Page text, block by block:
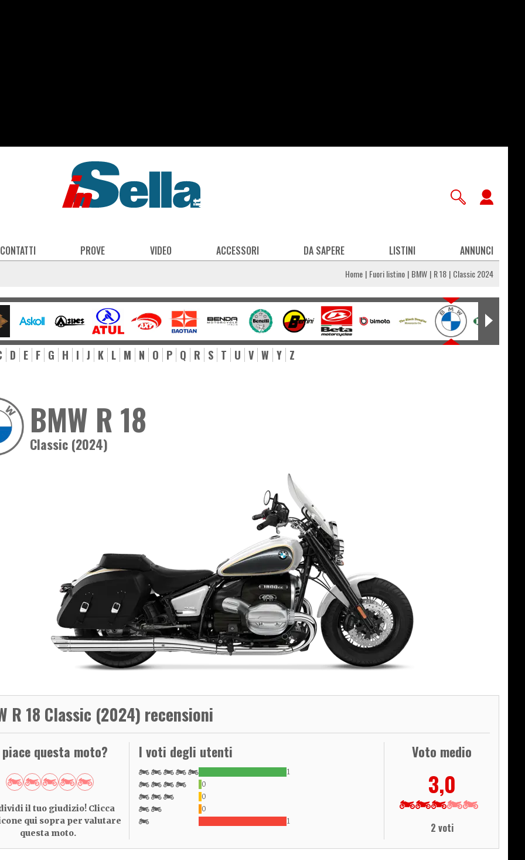
PROVE VIDEO ACCESSORI DA SAPERE LISTINI ANNUNCI
Home Fuori listino BMW R 18 Classic 2024
D E F G H I J K L M N O P Q R S T U V W Y Z
BMW R 18
Classic (2024)
R 18 Classic (2024) recensioni
questa moto?
il tuo giudizio! Clicca
qui sopra per valutare
questa moto.
I voti degli utenti
1
0
0
0
1
Voto medio
3,0
2 voti